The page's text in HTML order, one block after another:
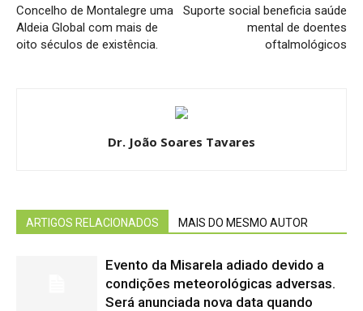
Concelho de Montalegre uma
Aldeia Global com mais de
oito séculos de existência.
Suporte social beneficia saúde
mental de doentes
oftalmológicos
Dr. João Soares Tavares
ARTIGOS RELACIONADOS MAIS DO MESMO AUTOR
Evento da Misarela adiado devido a
condições meteorológicas adversas.
Será anunciada nova data quando